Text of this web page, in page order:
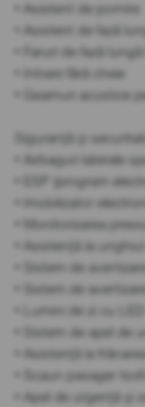
• Asistent de pornire
• Asistent de fază
• Faruri de fază
• Intrare fără cheie
• Geamuri acustice
Siguranță și
• Airbaguri laterale
• ESP (program
• Imobilizator
• Monitorizarea
• Asistență la unghiul
• Sistem de
• Sistem de
• Lumini de zi cu LED
• Sistem de apel de
• Asistență la
• Scaun pasager
• Apel de urgență